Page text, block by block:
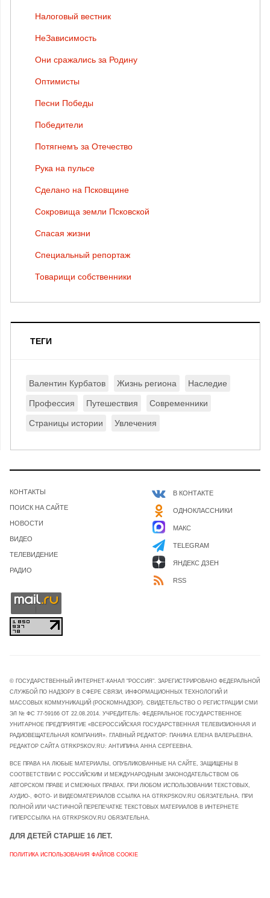
Налоговый вестник
НеЗависимость
Они сражались за Родину
Оптимисты
Песни Победы
Победители
Потягнемъ за Отечество
Рука на пульсе
Сделано на Псковщине
Сокровища земли Псковской
Спасая жизни
Специальный репортаж
Товарищи собственники
ТЕГИ
Валентин Курбатов Жизнь региона Наследие
Профессия Путешествия Современники
Страницы истории Увлечения
КОНТАКТЫ
ПОИСК НА САЙТЕ
НОВОСТИ
ВИДЕО
ТЕЛЕВИДЕНИЕ
РАДИО
В КОНТАКТЕ
ОДНОКЛАССНИКИ
МАКС
TELEGRAM
ЯНДЕКС ДЗЕН
RSS
© ГОСУДАРСТВЕННЫЙ ИНТЕРНЕТ-КАНАЛ "РОССИЯ". ЗАРЕГИСТРИРОВАНО ФЕДЕРАЛЬНОЙ
СЛУЖБОЙ ПО НАДЗОРУ В СФЕРЕ СВЯЗИ, ИНФОРМАЦИОННЫХ ТЕХНОЛОГИЙ И
МАССОВЫХ КОММУНИКАЦИЙ (РОСКОМНАДЗОР). СВИДЕТЕЛЬСТВО О РЕГИСТРАЦИИ СМИ
ЭЛ № ФС 77-59166 ОТ 22.08.2014. УЧРЕДИТЕЛЬ: ФЕДЕРАЛЬНОЕ ГОСУДАРСТВЕННОЕ
УНИТАРНОЕ ПРЕДПРИЯТИЕ «ВСЕРОССИЙСКАЯ ГОСУДАРСТВЕННАЯ ТЕЛЕВИЗИОННАЯ И
РАДИОВЕЩАТЕЛЬНАЯ КОМПАНИЯ». ГЛАВНЫЙ РЕДАКТОР: ПАНИНА ЕЛЕНА ВАЛЕРЬЕВНА.
РЕДАКТОР САЙТА GTRKPSKOV.RU: АНТИПИНА АННА СЕРГЕЕВНА.
ВСЕ ПРАВА НА ЛЮБЫЕ МАТЕРИАЛЫ, ОПУБЛИКОВАННЫЕ НА САЙТЕ, ЗАЩИЩЕНЫ В
СООТВЕТСТВИИ С РОССИЙСКИМ И МЕЖДУНАРОДНЫМ ЗАКОНОДАТЕЛЬСТВОМ ОБ
АВТОРСКОМ ПРАВЕ И СМЕЖНЫХ ПРАВАХ. ПРИ ЛЮБОМ ИСПОЛЬЗОВАНИИ ТЕКСТОВЫХ,
АУДИО-, ФОТО- И ВИДЕОМАТЕРИАЛОВ ССЫЛКА НА GTRKPSKOV.RU ОБЯЗАТЕЛЬНА. ПРИ
ПОЛНОЙ ИЛИ ЧАСТИЧНОЙ ПЕРЕПЕЧАТКЕ ТЕКСТОВЫХ МАТЕРИАЛОВ В ИНТЕРНЕТЕ
ГИПЕРССЫЛКА НА GTRKPSKOV.RU ОБЯЗАТЕЛЬНА.
ДЛЯ ДЕТЕЙ СТАРШЕ 16 ЛЕТ.
ПОЛИТИКА ИСПОЛЬЗОВАНИЯ ФАЙЛОВ COOKIE